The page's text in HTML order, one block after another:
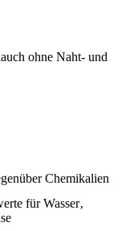
ohne Naht- und
Chemikalien
für Wasser‚